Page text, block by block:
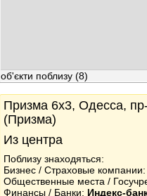
об'єкти поблизу (8)
Призма 6x3, Одесса,
(Призма)
Из центра
Поблизу знаходяться:
Бизнес / Страховые компании:
Общественные места /
Финансы / Банки: Индекс-